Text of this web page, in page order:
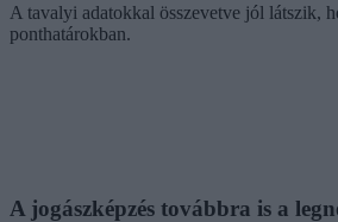
A tavalyi adatokkal összevetve jól látszik,
ponthatárokban.
A jogászképzés továbbra is a